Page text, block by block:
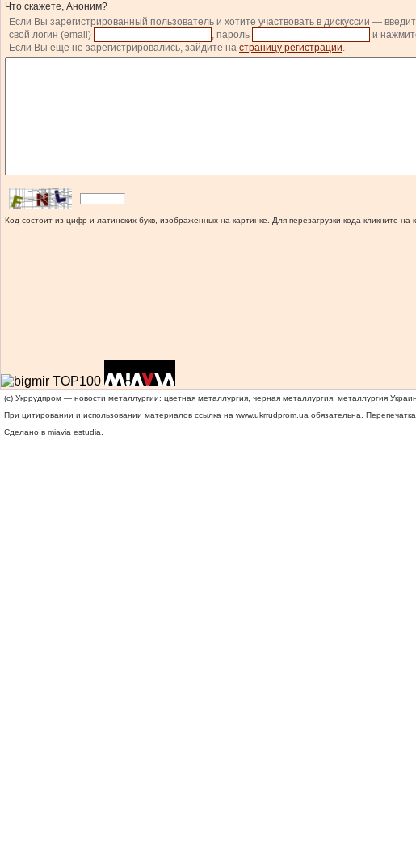
Что скажете, Аноним?
Если Вы зарегистрированный пользователь и хотите участвовать в дискуссии —
свой логин (email)
, пароль и
Если Вы еще не зарегистрировались, зайдите на страницу регистрации.
Код состоит из цифр и латинских букв, изображенных на картинке. Для перезагрузки кода кликните на
(c) Укррудпром — новости металлургии: цветная металлургия, черная металлургия, металлургия
При цитировании и использовании материалов ссылка на www.ukrrudprom.ua обязательна.
Сделано в miavia estudia.